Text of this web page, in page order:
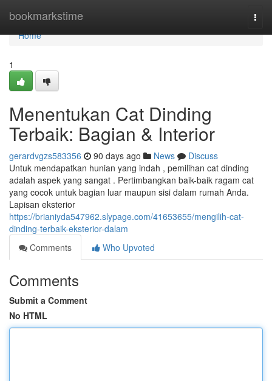
bookmarkstime
Home
Home
1
Menentukan Cat Dinding
Terbaik: Bagian & Interior
gerardvgzs583356 90 days ago News
Discuss
Untuk mendapatkan hunian yang indah , pemilihan cat dinding
adalah aspek yang sangat . Pertimbangkan baik-baik ragam cat
yang cocok untuk bagian luar maupun sisi dalam rumah Anda.
Lapisan eksterior
https://brianiyda547962.slypage.com/41653655/mengilih-cat-
dinding-terbaik-eksterior-dalam
Comments
Who Upvoted
Comments
Submit a Comment
No HTML